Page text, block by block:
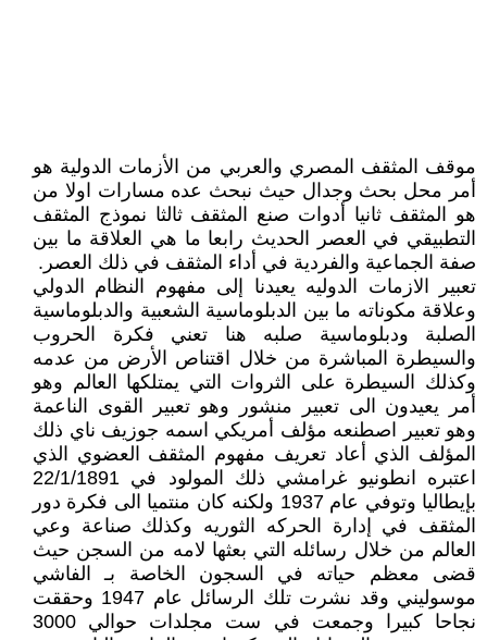
موقف المثقف المصري والعربي من الأزمات الدولية هو
أمر محل بحث وجدال حيث نبحث عده مسارات اولا من
هو المثقف ثانيا أدوات صنع المثقف ثالثا نموذج المثقف
التطبيقي في العصر الحديث رابعا ما هي العلاقة ما بين
صفة الجماعية والفردية في أداء المثقف في ذلك العصر.
تعبير الازمات الدوليه يعيدنا إلى مفهوم النظام الدولي
وعلاقة مكوناته ما بين الدبلوماسية الشعبية والدبلوماسية
الصلبة ودبلوماسية صلبه هنا تعني فكرة الحروب
والسيطرة المباشرة من خلال اقتناص الأرض من عدمه
وكذلك السيطرة على الثروات التي يمتلكها العالم وهو
أمر يعيدون الى تعبير منشور وهو تعبير القوى الناعمة
وهو تعبير اصطنعه مؤلف أمريكي اسمه جوزيف ناي ذلك
المؤلف الذي أعاد تعريف مفهوم المثقف العضوي الذي
اعتبره انطونيو غرامشي ذلك المولود في 22/1/1891
بإيطاليا وتوفي عام 1937 ولكنه كان منتميا الى فكرة دور
المثقف في إدارة الحركه الثوريه وكذلك صناعة وعي
العالم من خلال رسائله التي بعثها لامه من السجن حيث
قضى معظم حياته في السجون الخاصة بـ الفاشي
موسوليني وقد نشرت تلك الرسائل عام 1947 وحققت
نجاحا كبيرا وجمعت في ست مجلدات حوالي 3000